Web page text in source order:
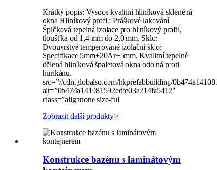
Krátký popis: Vysoce kvalitní hliníková skleněná
okna Hliníkový profil: Práškové lakování
Špičková tepelná izolace pro hliníkový profil,
tloušťka od 1,4 mm do 2,0 mm. Sklo:
Dvouvrstvé temperované izolační sklo:
Specifikace 5mm+20Ar+5mm. Kvalitní tepelně
dělená hliníková špaletová okna odolná proti
hurikánu.
src=”//cdn.globalso.com/hkprefabbuilding/
alt=”0b474a141081592edfe03a214fa5412″
class=”alignnone size-ful
Zobrazit další produkty>
Konstrukce bazénu s laminátovým